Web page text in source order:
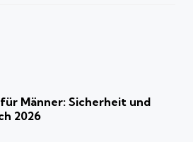
Männer: Sicherheit und
2026